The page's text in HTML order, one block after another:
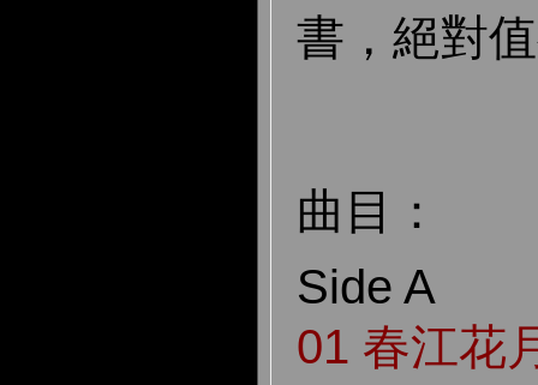
書，絕對
曲目：
Side A
01 春江花